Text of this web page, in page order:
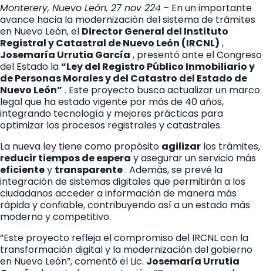
Monterery, Nuevo León, 27 nov 224 – En un importante
avance hacia la modernización del sistema de trámites
en Nuevo León, el Director General del Instituto
Registral y Catastral de Nuevo León (IRCNL) ,
Josemaría Urrutia García , presentó ante el Congreso
del Estado la“Ley del Registro Público Inmobiliario y
de Personas Morales y del Catastro del Estado de
Nuevo León” . Este proyecto busca actualizar un marco
legal que ha estado vigente por más de 40 años,
integrando tecnología y mejores prácticas para
optimizar los procesos registrales y catastrales.
La nueva ley tiene como propósito agilizar los trámites,
reducir tiempos de espera y asegurar un servicio más
eficientey transparente. Además, se prevé la
integración de sistemas digitales que permitirán a los
ciudadanos acceder a información de manera más
rápida y confiable, contribuyendo así a un estado más
moderno y competitivo.
“Este proyecto refleja el compromiso del IRCNL con la
transformación digital y la modernización del gobierno
en Nuevo León”, comentó el Lic. Josemaría Urrutia